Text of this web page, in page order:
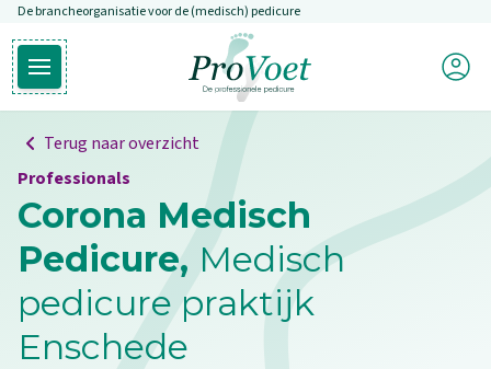
Overslaan en naar de inhoud gaan
De brancheorganisatie voor de (medisch) pedicure
Open hoofdmenu
Ga naar de homepagina
Mijn
Terug naar overzicht
Professionals
Corona Medisch
Pedicure, Medisch
pedicure praktijk
Enschede